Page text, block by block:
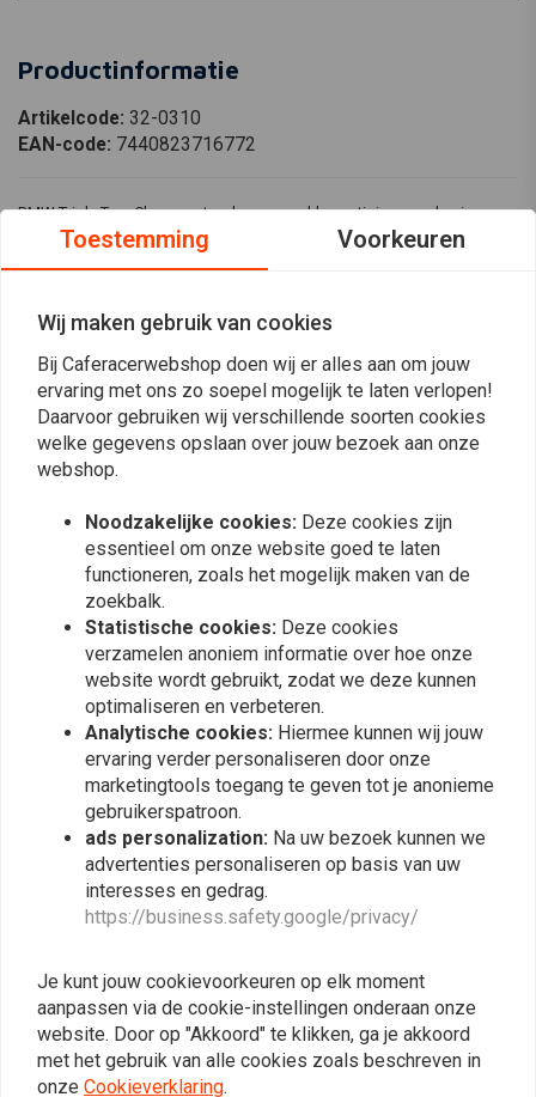
Productinformatie
Artikelcode: 32-0310
EAN-code: 7440823716772
BMW Triple Tree Clamp met verborgen vorkbevestigingsmechanisme.
Geschikt voor BMW Monolever airhead-modellen met 38,5mm-vorken.
yoke, de BMW Triple Tree Clamp door rebelmoto verstijft de voorkant
betere rit, vooral op snelheden op snelwegen.
Deze hoogwaardige driedubbele clamp is CNC-gefreesd uit een stuk
aluminium van vliegtuigkwaliteit. Na het bewerken ondergaat de Triple
Treeclamp een ​​reeks oppervlaktebehandelingsstappen inclusief
anodiseren. Het resultaat is een gladde satijnen afwerking die zowel
kras- als weersbestendig is. Perfect voor een café racer motorfiets build
of een andere custom build, waar je clip-ons wilt gebruiken.
Het verborgen vorkvergrendelingsmechanisme dat de Tripleclamp aan
de voorvorken bevestigt, is CNC-gefreesd uit roestvrij staal en wordt
uiteraard meegeleverd samen met twee M8 roestvrijstalen bouten.
Aan de onderkant van de tripleclamp bevinden zich drie M8-gaten, die
kunnen worden gebruikt om een ​​snelheidsmeter of andere onderdelen
die u wilt laten monteren, te monteren. Contactslot of een beugel voor de
choke, bijvoorbeeld.
Past op de volgende BMW Monolever R-modellen met 38,5 mm-
Als u twijfelt of dit de juiste Clamp voor uw Bike is, neem dan contact
met ons op.
Lees meer
Reviews
Plaats ook een review
Toestemming Voorkeuren
Wij maken gebruik van cookies
Bij Caferacerwebshop doen wij er alles aan om jouw
ervaring met ons zo soepel mogelijk te laten verlopen!
Daarvoor gebruiken wij verschillende soorten cookies
welke gegevens opslaan over jouw bezoek aan onze
webshop.
Noodzakelijke cookies: Deze cookies zijn
essentieel om onze website goed te laten
functioneren, zoals het mogelijk maken van de
zoekbalk.
Statistische cookies: Deze cookies
verzamelen anoniem informatie over hoe onze
website wordt gebruikt, zodat we deze kunnen
optimaliseren en verbeteren.
Analytische cookies: Hiermee kunnen wij jouw
ervaring verder personaliseren door onze
marketingtools toegang te geven tot je anonieme
gebruikerspatroon.
ads personalization: Na uw bezoek kunnen we
advertenties personaliseren op basis van uw
interesses en gedrag.
https://business.safety.google/privacy/
Je kunt jouw cookievoorkeuren op elk moment
aanpassen via de cookie-instellingen onderaan onze
website. Door op "Akkoord" te klikken, ga je akkoord
met het gebruik van alle cookies zoals beschreven in
onze Cookieverklaring.